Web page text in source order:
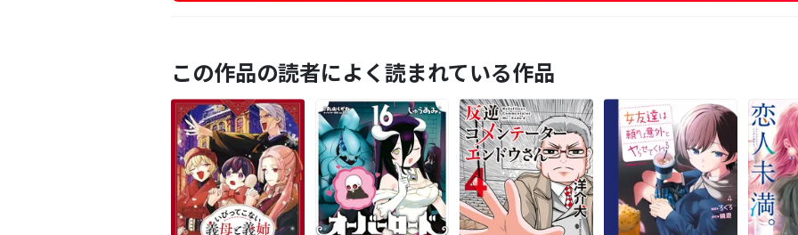
この作品の読者によく読まれている作品